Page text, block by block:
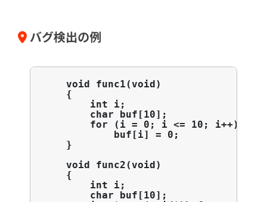
バグ検出の例
    void func1(void)
    {
        int i;
        char buf[10];
        for (i = 0; i <= 10; i++)
buf[i] = 0;            //
    }
    void func2(void)
    {
        int i;
        char buf[10];